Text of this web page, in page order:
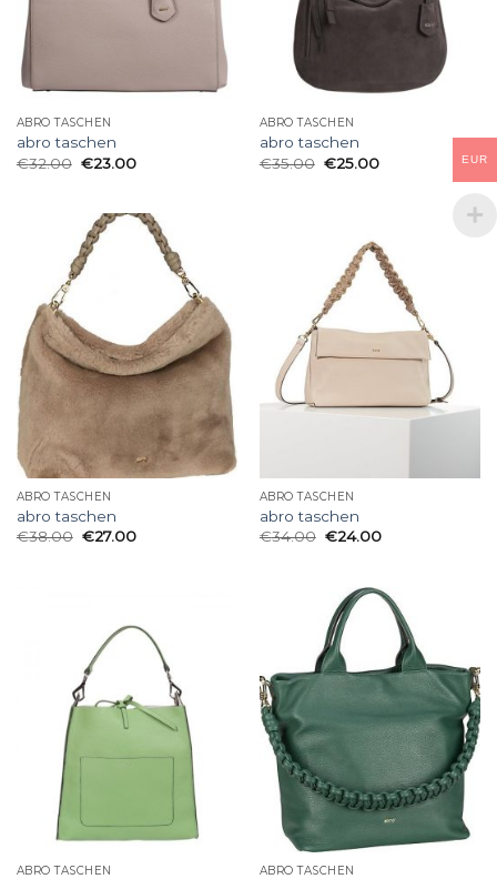
ABRO TASCHEN
abro taschen
€32.00 €23.00
ABRO TASCHEN
abro taschen
€35.00 €25.00
ABRO TASCHEN
abro taschen
€38.00 €27.00
ABRO TASCHEN
abro taschen
€34.00 €24.00
ABRO TASCHEN ABRO TASCHEN
EUR